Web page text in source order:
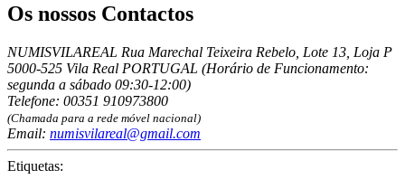
Os nossos Contactos
NUMISVILAREAL Rua Marechal Teixeira Rebelo, Lote 13, Loja P
5000-525 Vila Real PORTUGAL (Horário de Funcionamento:
segunda a sábado 09:30-12:00)
Telefone: 00351 910973800
(Chamada para a rede móvel nacional)
Email: numisvilareal@gmail.com
Etiquetas: